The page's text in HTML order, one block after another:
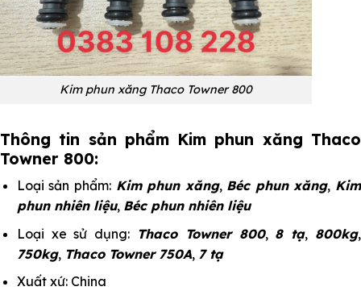
Kim phun xăng Thaco Towner 800
Thông tin sản phẩm Kim phun xăng Thaco
Towner 800:
Loại sản phẩm: Kim phun xăng, Béc phun xăng, Kim
phun nhiên liệu, Béc phun nhiên liệu
Loại xe sử dụng: Thaco Towner 800, 8 tạ, 800kg,
750kg, Thaco Towner 750A, 7 tạ
Xuất xứ: China